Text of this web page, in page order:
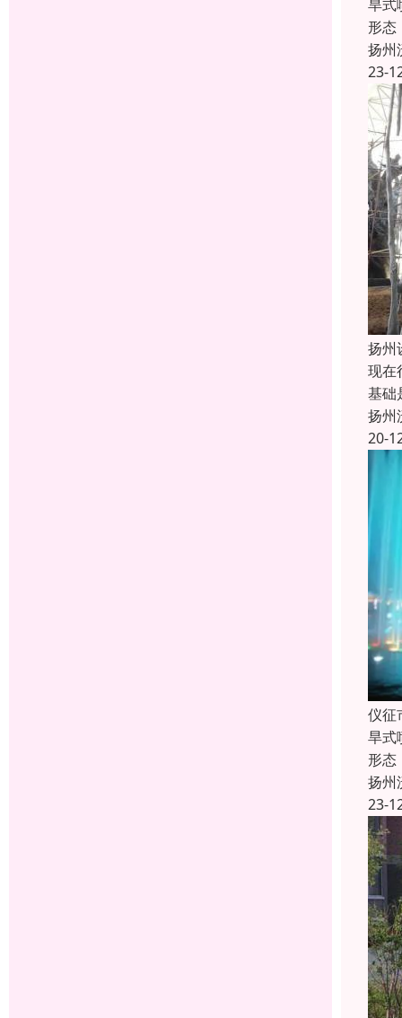
旱式
形态
扬州
23-
扬州
现在
基础
扬州
20-
仪征
旱式
形态
扬州
23-